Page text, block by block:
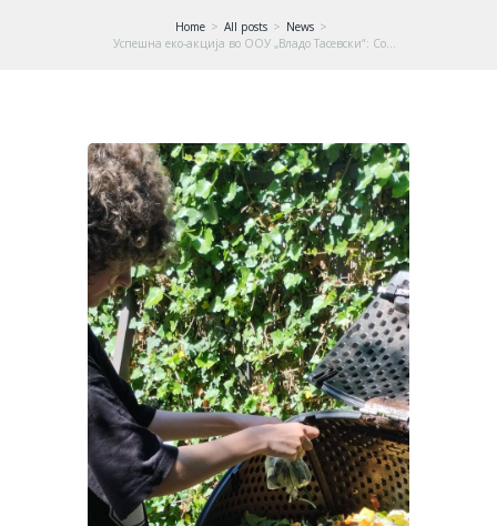
Home All posts
News
Успешна еко-акција во ООУ „Владо Тасевски“: Со...